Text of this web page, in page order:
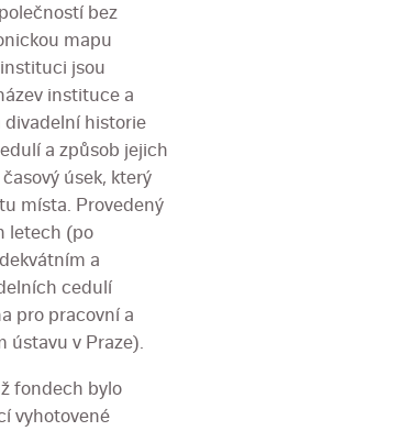
bez
mapu
jsou
instituce a
historie
a způsob jejich
úsek, který
místa. Provedený
letech (po
a
cedulí
pro pracovní a
v Praze).
fondech bylo
vyhotovené